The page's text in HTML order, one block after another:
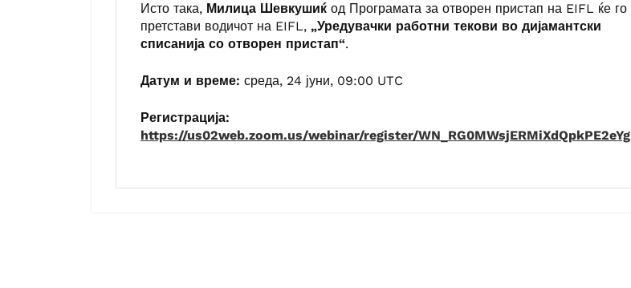
Исто така, Милица Шевкушиќ од Програмата за отворен пристап на EIFL ќе го
претстави водичот на EIFL, „Уредувачки работни текови во дијамантски
списанија со отворен пристап“.
Датум и време: среда, 24 јуни, 09:00 UTC
Регистрација:
https://us02web.zoom.us/webinar/register/WN_RG0MWsjERMiXdQpkPE2eYg